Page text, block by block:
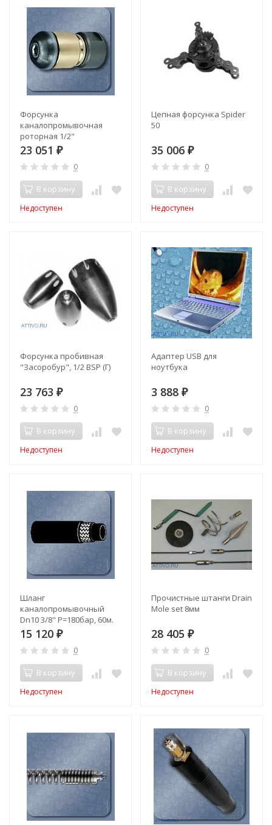
Форсунка
каналопромывочная
роторная 1/2"
23 051 ₽
0
В корзину
Недоступен
Цепная форсунка Spider
50
35 006 ₽
0
В корзину
Недоступен
Форсунка пробивная
"Засоробур", 1/2 BSP (Г)
23 763 ₽
0
В корзину
Недоступен
Адаптер USB для
ноутбука
3 888 ₽
0
В корзину
Недоступен
Шланг
каналопромывочный
Dn10 3/8" Р=180бар, 60м.
15 120 ₽
0
В корзину
Недоступен
Прочистные штанги Drain
Mole set 8мм
28 405 ₽
0
В корзину
Недоступен